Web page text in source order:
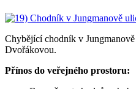
Chybějící chodník v
Dvořákovou.
Přínos do veřejného prostoru: